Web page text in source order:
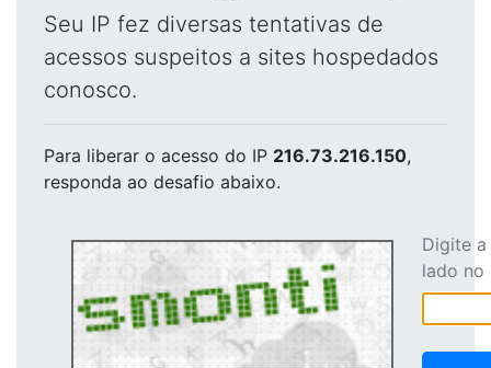
Seu IP fez diversas tentativas de
acessos suspeitos a sites hospedados
conosco.
Para liberar o acesso do IP 216.73.216.150,
responda ao desafio abaixo.
Digite
lado no